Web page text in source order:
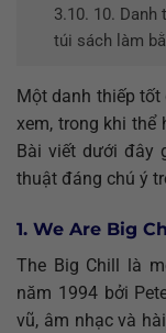
3.10. 10. Danh
túi sách làm
Một danh thiếp
xem, trong khi thể
Bài viết dưới đây
thuật đáng chú ý
1. We Are Big
The Big Chill là
năm 1994 bởi
vũ, âm nhạc và